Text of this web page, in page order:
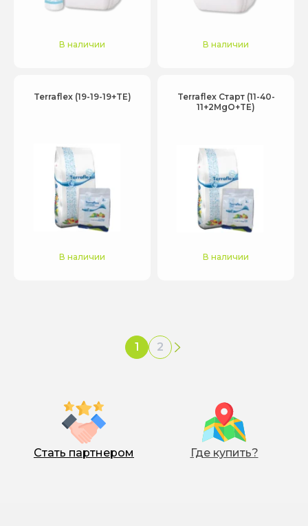
В наличии В наличии
Terraflex (19-19-19+TE)
В наличии
Terraflex Старт (11-40-
11+2MgO+TE)
В наличии
1 2
Стать партнером Где купить?